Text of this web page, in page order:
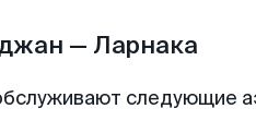
— Ларнака
следующие